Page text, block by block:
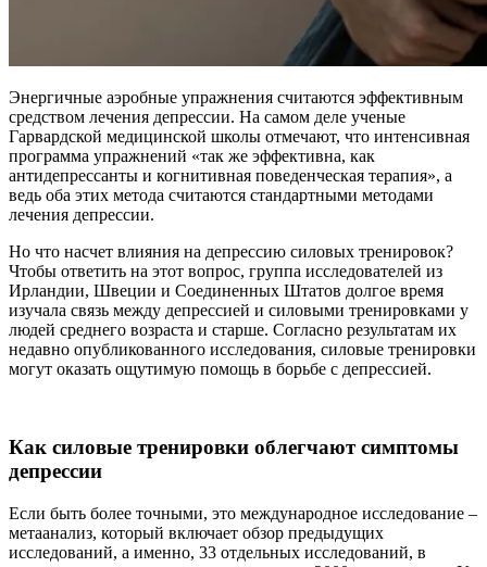
Энергичные аэробные упражнения считаются эффективным
средством лечения депрессии. На самом деле ученые
Гарвардской медицинской школы отмечают, что интенсивная
программа упражнений «так же эффективна, как
антидепрессанты и когнитивная поведенческая терапия», а
ведь оба этих метода считаются стандартными методами
лечения депрессии.
Но что насчет влияния на депрессию силовых тренировок?
Чтобы ответить на этот вопрос, группа исследователей из
Ирландии, Швеции и Соединенных Штатов долгое время
изучала связь между депрессией и силовыми тренировками у
людей среднего возраста и старше. Согласно результатам их
недавно опубликованного исследования, силовые тренировки
могут оказать ощутимую помощь в борьбе с депрессией.
Как силовые тренировки облегчают симптомы
депрессии
Если быть более точными, это международное исследование –
метаанализ, который включает обзор предыдущих
исследований, а именно, 33 отдельных исследований, в